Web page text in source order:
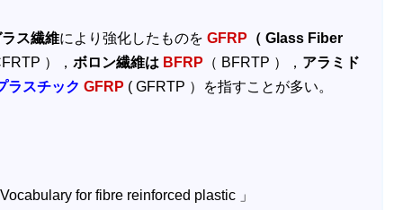
ラス繊維により強化したものを GFRP （ Glass Fiber
）， ボロン繊維は BFRP （ BFRTP ）， アラミド
ラスチック GFRP ( GFRTP ）を指すことが多い。
for fibre reinforced plastic 」